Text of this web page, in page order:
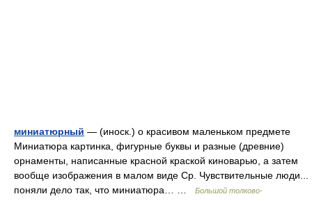
миниатюрный — (иноск.) о красивом маленьком предмете
Миниатюра картинка, фигурные буквы и разные (древние)
орнаменты, написанные красной краской киноварью, а затем
вообще изображения в малом виде Ср. Чувствительные люди...
поняли дело так, что миниатюра… …
Большой толково-